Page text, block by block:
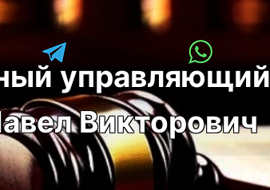
управляющий
Викторович